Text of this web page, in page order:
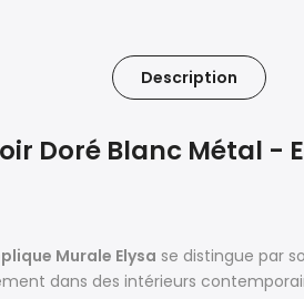
Description
Doré Blanc Métal -
Murale Elysa se distingue par
dans des intérieurs